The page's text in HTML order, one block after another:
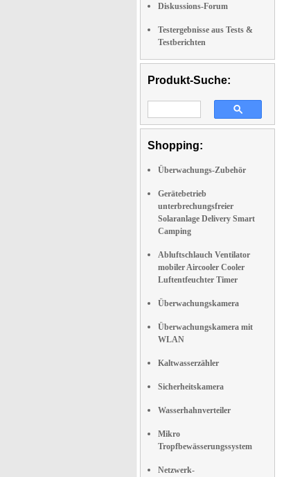
Diskussions-Forum
Testergebnisse aus Tests &
Testberichten
Produkt-Suche:
Shopping:
Überwachungs-Zubehör
Gerätebetrieb
unterbrechungsfreier
Solaranlage Delivery Smart
Camping
Abluftschlauch Ventilator
mobiler Aircooler Cooler
Luftentfeuchter Timer
Überwachungskamera
Überwachungskamera mit
WLAN
Kaltwasserzähler
Sicherheitskamera
Wasserhahnverteiler
Mikro
Tropfbewässerungssystem
Netzwerk-